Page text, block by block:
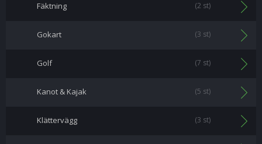
Fäktning (2 st)
Gokart (3 st)
Golf (7 st)
Kanot & Kajak (5 st)
Klättervägg (3 st)